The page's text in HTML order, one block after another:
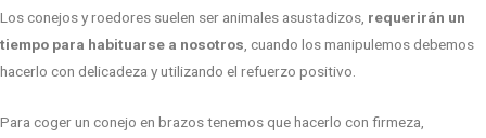
Los conejos y roedores suelen ser animales asustadizos, requerirán un
tiempo para habituarse a nosotros , cuando los manipulemos debemos
hacerlo con delicadeza y utilizando el refuerzo positivo.
Para coger un conejo en brazos tenemos que hacerlo con firmeza,